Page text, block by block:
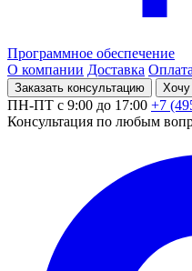
Программное обеспечение
О компании Доставка Оплата
Заказать консультацию
ПН-ПТ с 9:00 до 17:00 +7
Консультация по любым